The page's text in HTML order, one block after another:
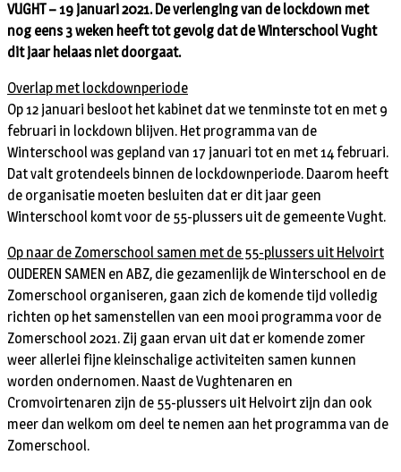
VUGHT – 19 januari 2021. De verlenging van de lockdown met
nog eens 3 weken heeft tot gevolg dat de Winterschool Vught
dit jaar helaas niet doorgaat.
Overlap met lockdownperiode
Op 12 januari besloot het kabinet dat we tenminste tot en met 9
februari in lockdown blijven. Het programma van de
Winterschool was gepland van 17 januari tot en met 14 februari.
Dat valt grotendeels binnen de lockdownperiode. Daarom heeft
de organisatie moeten besluiten dat er dit jaar geen
Winterschool komt voor de 55-plussers uit de gemeente Vught.
Op naar de Zomerschool samen met de 55-plussers uit Helvoirt
OUDEREN SAMEN en ABZ, die gezamenlijk de Winterschool en de
Zomerschool organiseren, gaan zich de komende tijd volledig
richten op het samenstellen van een mooi programma voor de
Zomerschool 2021. Zij gaan ervan uit dat er komende zomer
weer allerlei fijne kleinschalige activiteiten samen kunnen
worden ondernomen. Naast de Vughtenaren en
Cromvoirtenaren zijn de 55-plussers uit Helvoirt zijn dan ook
meer dan welkom om deel te nemen aan het programma van de
Zomerschool.